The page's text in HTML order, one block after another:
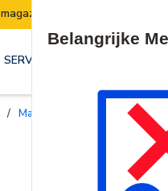
Verzendingen worden van
SERVICES & OPLOSSINGEN
/ Massief afgeschermde kabels